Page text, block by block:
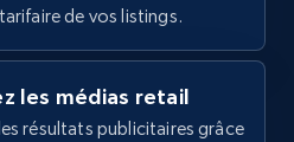
Commencer
de vos listings.
les médias retail
résultats publicitaires grâce